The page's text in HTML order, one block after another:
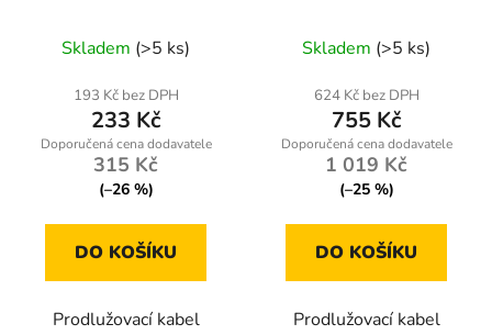
Meister
hodnocení
produktu
je
5,0
z
hvězdiček.
Skladem (>5 ks)
193 Kč bez DPH
233 Kč
315 Kč
(–26 %)
DO KOŠÍKU
Prodlužovací kabel
Meister
hodnocení
produktu
je
5,0
z
hvězdiček.
Skladem (>5 ks)
624 Kč bez DPH
755 Kč
1 019 Kč
(–25 %)
DO KOŠÍKU
Prodlužovací kabel